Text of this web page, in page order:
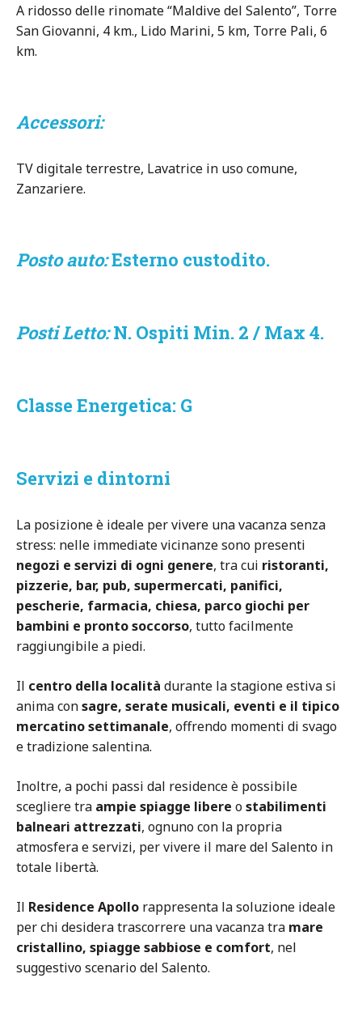
A ridosso delle rinomate “Maldive del Salento”, Torre
San Giovanni, 4 km., Lido Marini, 5 km, Torre Pali, 6
km.
Accessori:
TV digitale terrestre, Lavatrice in uso comune,
Zanzariere.
Posto auto:Esterno custodito.
Posti Letto:N. Ospiti Min. 2 / Max 4.
Classe Energetica: G
Servizi e dintorni
La posizione è ideale per vivere una vacanza senza
stress: nelle immediate vicinanze sono presenti
negozi e servizi di ogni genere, tra cui ristoranti,
pizzerie, bar, pub, supermercati, panifici,
pescherie, farmacia, chiesa, parco giochi per
bambini e pronto soccorso, tutto facilmente
raggiungibile a piedi.
Il centro della località durante la stagione estiva si
anima consagre, serate musicali, eventi e il tipico
mercatino settimanale, offrendo momenti di svago
e tradizione salentina.
Inoltre, a pochi passi dal residence è possibile
scegliere tra ampie spiagge libere ostabilimenti
balneari attrezzati, ognuno con la propria
atmosfera e servizi, per vivere il mare del Salento in
totale libertà.
Il Residence Apollo rappresenta la soluzione ideale
per chi desidera trascorrere una vacanza tra mare
cristallino, spiagge sabbiose e comfort, nel
suggestivo scenario del Salento.